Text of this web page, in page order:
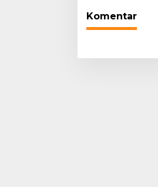
Komentar